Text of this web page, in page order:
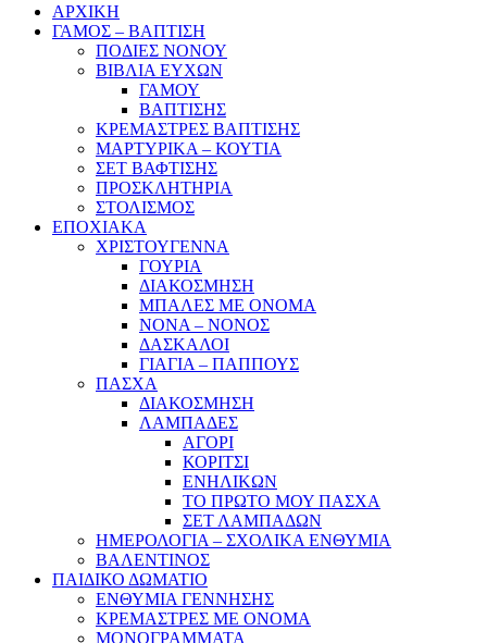
ΑΡΧΙΚΗ
ΓΑΜΟΣ – ΒΑΠΤΙΣΗ
ΠΟΔΙΕΣ ΝΟΝΟΥ
ΒΙΒΛΙΑ ΕΥΧΩΝ
ΓΑΜΟΥ
ΒΑΠΤΙΣΗΣ
ΚΡΕΜΑΣΤΡΕΣ ΒΑΠΤΙΣΗΣ
ΜΑΡΤΥΡΙΚΑ – ΚΟΥΤΙΑ
ΣΕΤ ΒΑΦΤΙΣΗΣ
ΠΡΟΣΚΛΗΤΗΡΙΑ
ΣΤΟΛΙΣΜΟΣ
ΕΠΟΧΙΑΚΑ
ΧΡΙΣΤΟΥΓΕΝΝΑ
ΓΟΥΡΙΑ
ΔΙΑΚΟΣΜΗΣΗ
ΜΠΑΛΕΣ ΜΕ ΟΝΟΜΑ
ΝΟΝΑ – ΝΟΝΟΣ
ΔΑΣΚΑΛΟΙ
ΓΙΑΓΙΑ – ΠΑΠΠΟΥΣ
ΠΑΣΧΑ
ΔΙΑΚΟΣΜΗΣΗ
ΛΑΜΠΑΔΕΣ
ΑΓΟΡΙ
ΚΟΡΙΤΣΙ
ΕΝΗΛΙΚΩΝ
ΤΟ ΠΡΩΤΟ ΜΟΥ ΠΑΣΧΑ
ΣΕΤ ΛΑΜΠΑΔΩΝ
ΗΜΕΡΟΛΟΓΙΑ – ΣΧΟΛΙΚΑ ΕΝΘΥΜΙΑ
ΒΑΛΕΝΤΙΝΟΣ
ΠΑΙΔΙΚΟ ΔΩΜΑΤΙΟ
ΕΝΘΥΜΙΑ ΓΕΝΝΗΣΗΣ
ΚΡΕΜΑΣΤΡΕΣ ΜΕ ΟΝΟΜΑ
ΜΟΝΟΓΡΑΜΜΑΤΑ